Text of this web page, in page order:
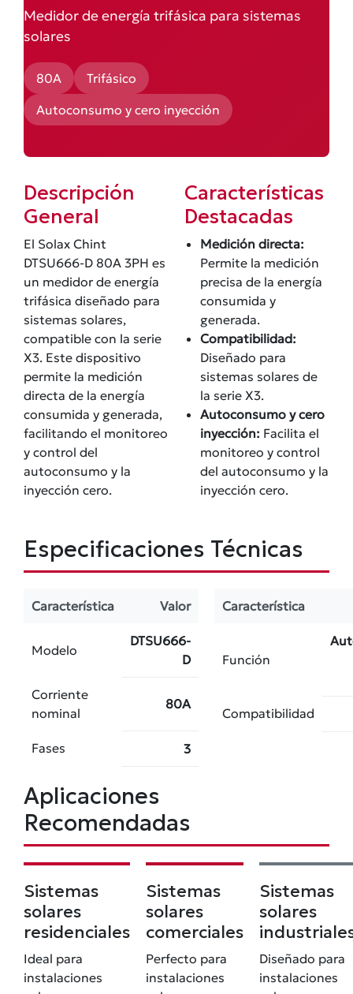
Medidor de energía trifásica para sistemas
solares
80A
Trifásico
Autoconsumo y cero inyección
Descripción
General
El Solax Chint
DTSU666-D 80A 3PH es
un medidor de energía
trifásica diseñado para
sistemas solares,
compatible con la serie
X3. Este dispositivo
permite la medición
directa de la energía
consumida y generada,
facilitando el monitoreo
y control del
autoconsumo y la
inyección cero.
Características
Destacadas
Medición directa:
Permite la medición
precisa de la energía
consumida y
generada.
Compatibilidad:
Diseñado para
sistemas solares de
la serie X3.
Autoconsumo y cero
inyección: Facilita el
monitoreo y control
del autoconsumo y la
inyección cero.
Especificaciones Técnicas
Característica Valor
Modelo
DTSU666-
D
Corriente
nominal
80A
Fases 3
Característica
Función
Compatibilidad
Aplicaciones
Recomendadas
Sistemas
solares
residenciales
Ideal para
instalaciones
Sistemas
solares
comerciales
Perfecto para
instalaciones
Sistemas
solares
Diseñado para
instalaciones